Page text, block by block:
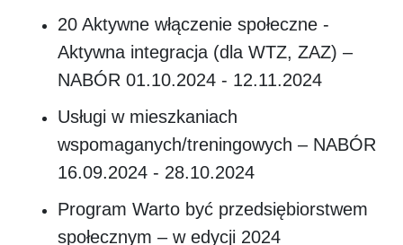
20 Aktywne włączenie społeczne -
Aktywna integracja (dla WTZ, ZAZ) –
NABÓR 01.10.2024 - 12.11.2024
Usługi w mieszkaniach
wspomaganych/treningowych – NABÓR
16.09.2024 - 28.10.2024
Program Warto być przedsiębiorstwem
społecznym – w edycji 2024